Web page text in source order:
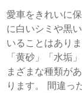
愛車をきれいに
に白いシミや黒
いることはあり
「黄砂」「水垢
まざまな種類が
ります。 間違っ